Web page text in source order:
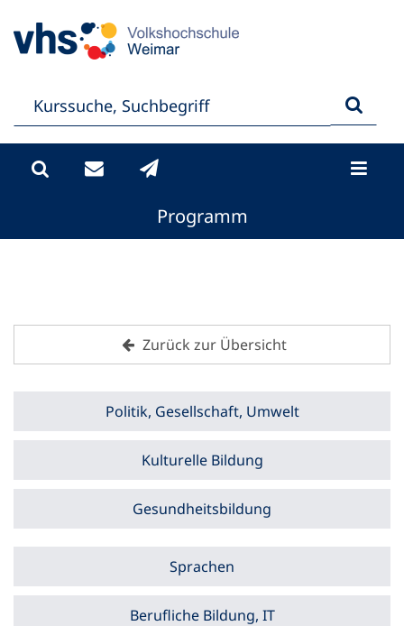
Programm
Zurück zur Übersicht
Politik, Gesellschaft, Umwelt
Kulturelle Bildung
Gesundheitsbildung
Sprachen
Berufliche Bildung, IT